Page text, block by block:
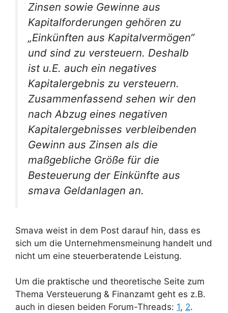
Zinsen sowie Gewinne aus
Kapitalforderungen gehören zu
„Einkünften aus Kapitalvermögen“
und sind zu versteuern. Deshalb
ist u.E. auch ein negatives
Kapitalergebnis zu versteuern.
Zusammenfassend sehen wir den
nach Abzug eines negativen
Kapitalergebnisses verbleibenden
Gewinn aus Zinsen als die
maßgebliche Größe für die
Besteuerung der Einkünfte aus
smava Geldanlagen an.
Smava weist in dem Post darauf hin, dass es
sich um die Unternehmensmeinung handelt und
nicht um eine steuerberatende Leistung.
Um die praktische und theoretische Seite zum
Thema Versteuerung & Finanzamt geht es z.B.
auch in diesen beiden Forum-Threads: 1, 2.